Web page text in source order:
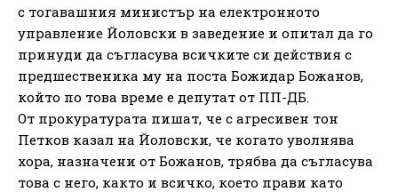
с тогавашния министър на електронното
управление Йоловски в заведение и опитал да го
принуди да съгласува всичките си действия с
предшественика му на поста Божидар Божанов,
който по това време е депутат от ПП-ДБ.
От прокуратурата пишат, че с агресивен тон
Петков казал на Йоловски, че когато уволнява
хора, назначени от Божанов, трябва да съгласува
това с него, както и всичко, което прави като